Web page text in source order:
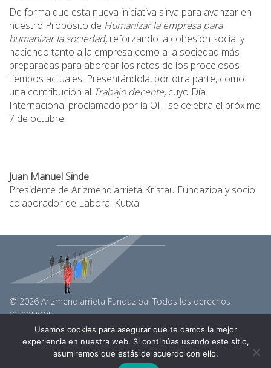
De forma que esta nueva iniciativa sirva para avanzar en
nuestro Propósito de Humanizar la empresa para
humanizar la sociedad, reforzando la cohesión social y
haciendo tanto a la empresa como a la sociedad más
preparadas para abordar los retos de los procelosos
tiempos actuales. Presentándola, por otra parte, como
una contribución al Trabajo decente, cuyo Día
Internacional proclamado por la OIT se celebra el próximo
7 de octubre.
Juan Manuel Sinde
Presidente de Arizmendiarrieta Kristau Fundazioa y socio
colaborador de Laboral Kutxa
© 2026 Arizmendiarrieta Fundazioa. Todos los derechos
reservados.
arizmendiarrietaf@gmail.com
Linkedin
Youtube
Usamos cookies para asegurar que te damos la mejor
experiencia en nuestra web. Si continúas usando este sitio,
asumiremos que estás de acuerdo con ello.